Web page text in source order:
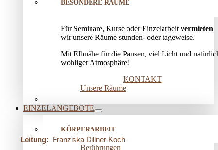
BESONDERE RÄUME
Für Seminare, Kurse oder Einzelarbeit vermieten
wir unsere Räume stunden- oder tageweise.
Mit Elbnähe für die Pausen, viel Licht und
wohliger Atmosphäre!
KONTAKT
Unsere Räume
EINZELANGEBOTE
KÖRPERARBEIT
Berührungen
Leitung: Franziska Dillner-Koch